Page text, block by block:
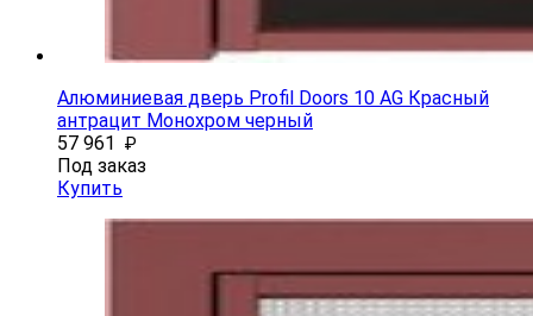
Алюминиевая дверь Profil Doors 10 AG Красный
антрацит Монохром черный
57 961
₽
Под заказ
Купить